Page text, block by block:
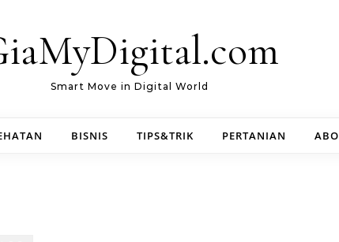
Smart Move in Digital World
BISNIS TIPS&TRIK PERTANIAN